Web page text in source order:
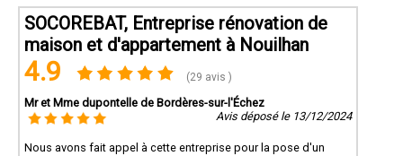
SOCOREBAT, Entreprise rénovation de
maison et d'appartement à Nouilhan
4.9 (29 avis )
Mr et Mme dupontelle de Bordères-sur-l'Échez
Avis déposé le 13/12/2024
Nous avons fait appel à cette entreprise pour la pose d'un